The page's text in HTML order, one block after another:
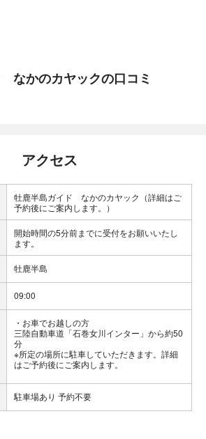
なかのカヤックの口コミ
アクセス
牡鹿半島ガイド なかのカヤック（詳細はご
予約後にご案内します。）
開始時間の5分前までに受付をお願いいたし
ます。
牡鹿半島
09:00
お車でお越しの方
三陸自動車道「石巻女川インター」から約50
分
※所定の場所に駐車していただきます。詳細
はご予約後にご案内します。
駐車場あり 予約不要